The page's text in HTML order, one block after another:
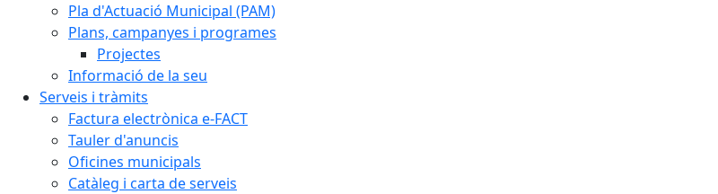
Pla d'Actuació Municipal (PAM)
Plans, campanyes i programes
Projectes
Informació de la seu
Serveis i tràmits
Factura electrònica e-FACT
Tauler d'anuncis
Oficines municipals
Catàleg i carta de serveis